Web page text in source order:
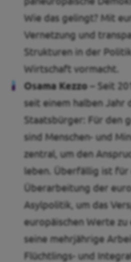
Wie das gelingt? Mit
Vernetzung und
Strukturen in der
Wirtschaft vormacht.
Osama Kezzo – Seit
seit einem halben Jahr
Staatsbürger: Für den
sind Menschen- und
zentral, um den
leben. Überfällig ist für
Überarbeitung der
Asylpolitik, um das
europäischen Werte
seine mehrjährige
Flüchtlings- und